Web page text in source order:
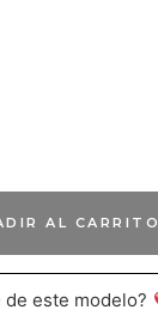
AL CARRITO
de este modelo?